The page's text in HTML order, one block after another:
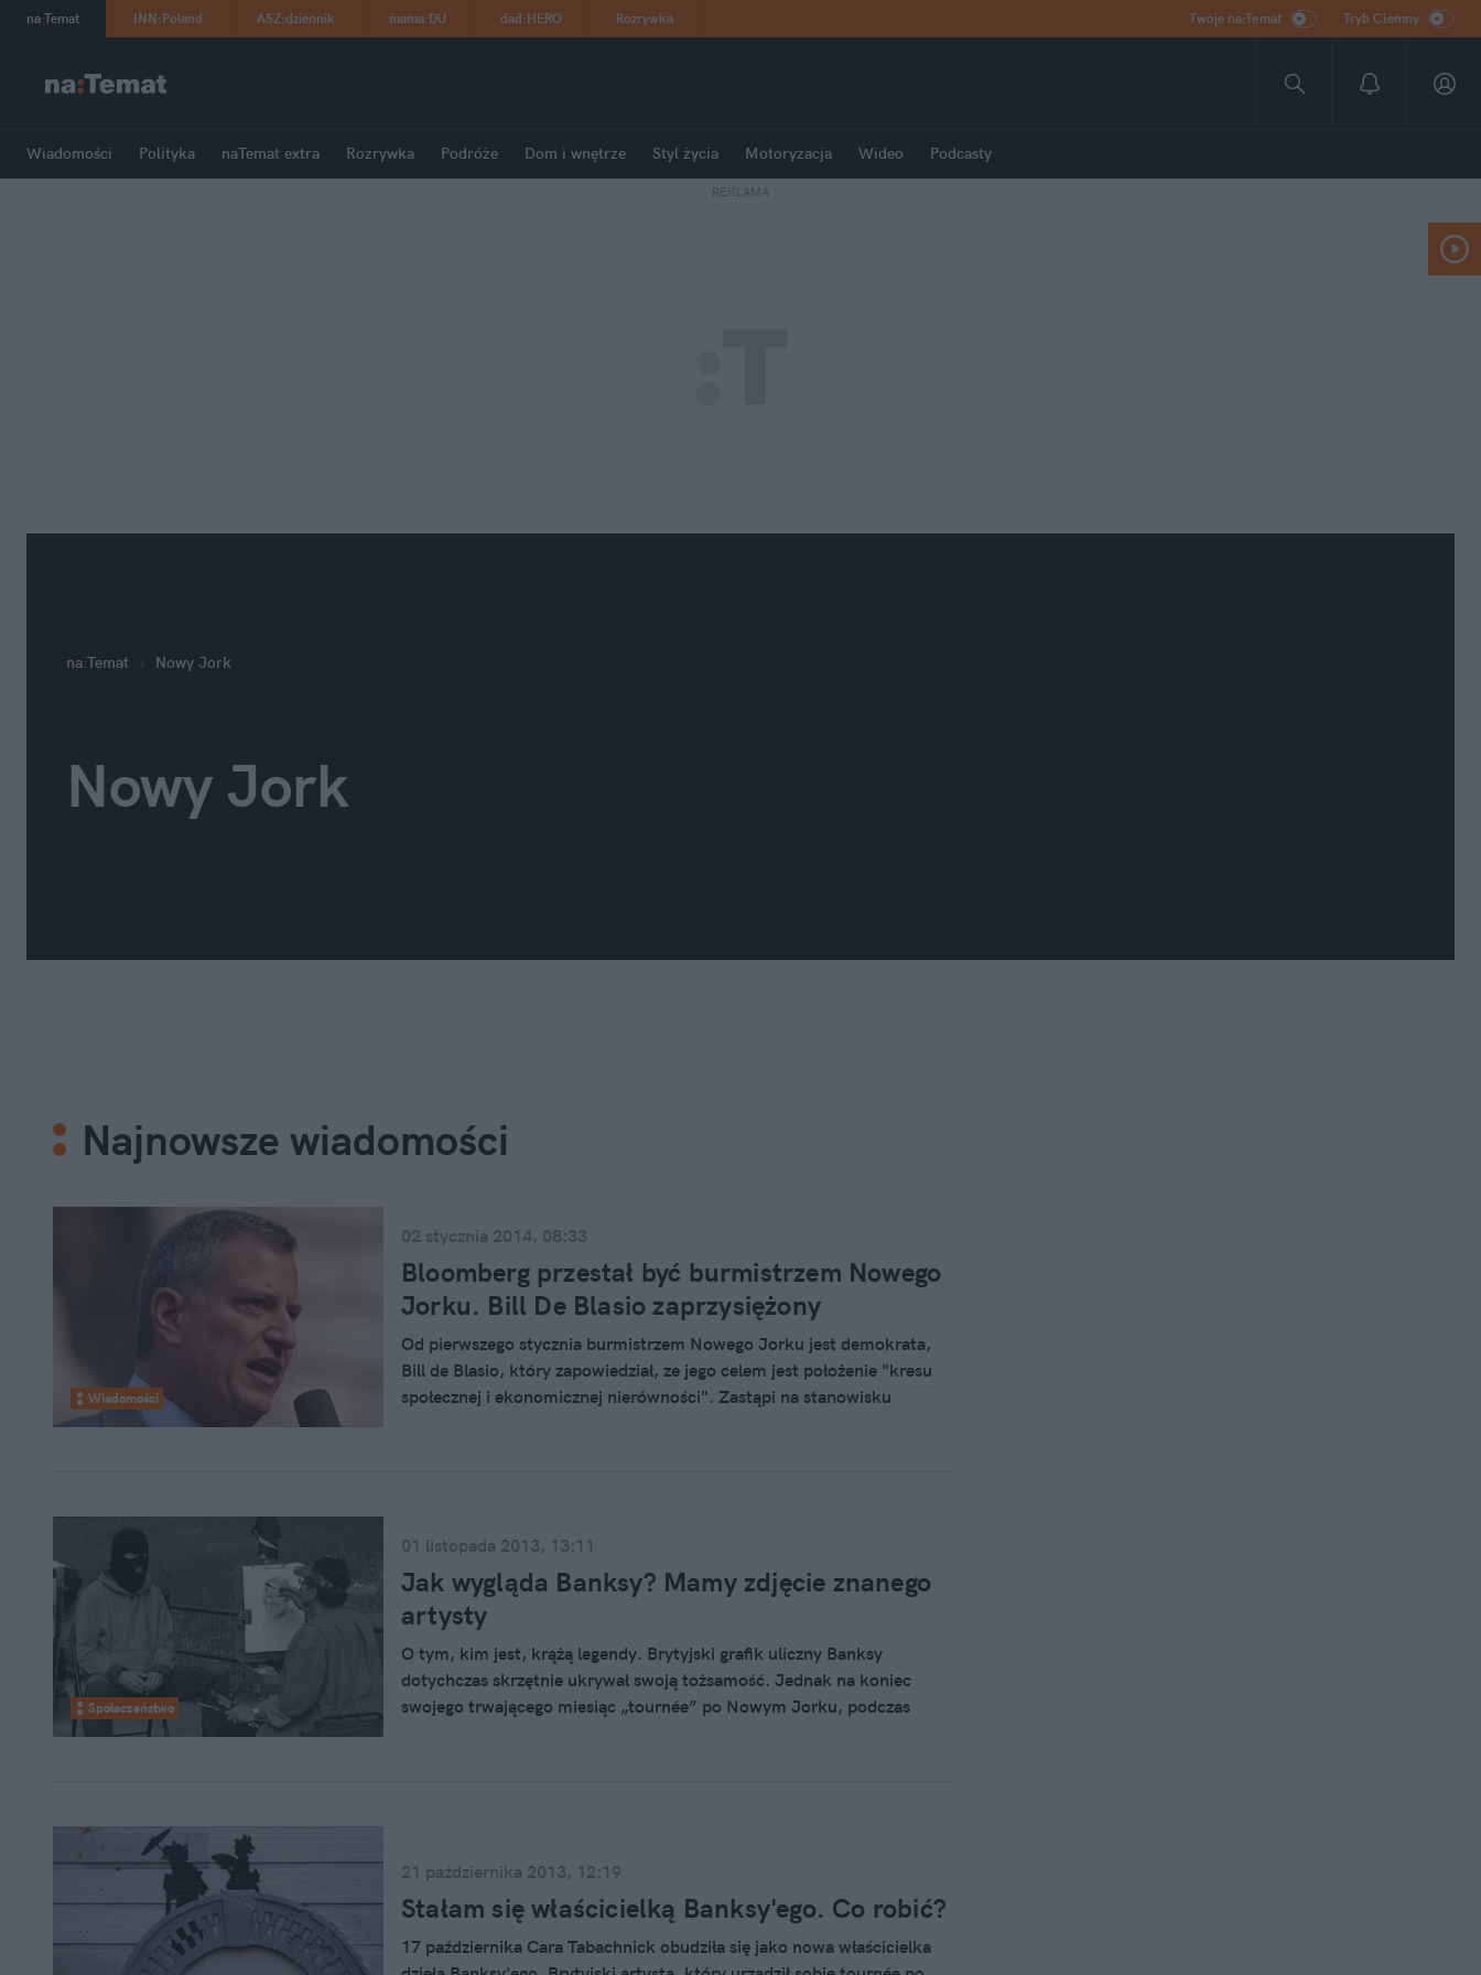
na:Temat INN:Poland ASZ:dziennik mama:DU dad:HERO Rozrywka Twoje na:Temat Tryb Ciemny
Wiadomości Polityka naTemat extra Rozrywka Podróże Dom i wnętrze Styl życia Motoryzacja Wideo Podcasty
REKLAMA
na:Temat Nowy Jork
Nowy Jork
Najnowsze wiadomości
Wiadomości
02 stycznia 2014, 08:33
Bloomberg przestał być burmistrzem Nowego
Jorku. Bill De Blasio zaprzysiężony
Od pierwszego stycznia burmistrzem Nowego Jorku jest demokrata,
Bill de Blasio, który zapowiedział, ze jego celem jest położenie "kresu
społecznej i ekonomicznej nierówności". Zastąpi na stanowisku
Społeczeństwo
01 listopada 2013, 13:11
Jak wygląda Banksy? Mamy zdjęcie znanego
artysty
O tym, kim jest, krążą legendy. Brytyjski grafik uliczny Banksy
dotychczas skrzętnie ukrywał swoją tożsamość. Jednak na koniec
swojego trwającego miesiąc „tournée” po Nowym Jorku, podczas
21 października 2013, 12:19
Stałam się właścicielką Banksy'ego. Co robić?
17 października Cara Tabachnick obudziła się jako nowa właścicielka